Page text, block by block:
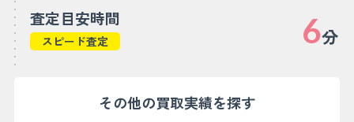
査定目安時間
スピード査定 6分
その他の買取実績を探す